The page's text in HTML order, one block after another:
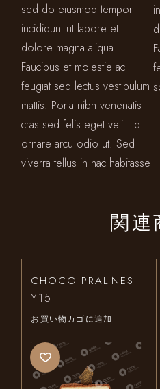
sed do eiusmod tempor
incididunt ut labore et
dolore magna aliqua.
Faucibus et molestie ac
feugiat sed lectus vestibulum
mattis. Porta nibh venenatis
cras sed felis eget velit. Id
ornare arcu odio ut. Sed
viverra tellus in hac habitasse
関連
CHOCO PRALINES
¥15
お買い物カゴに追加